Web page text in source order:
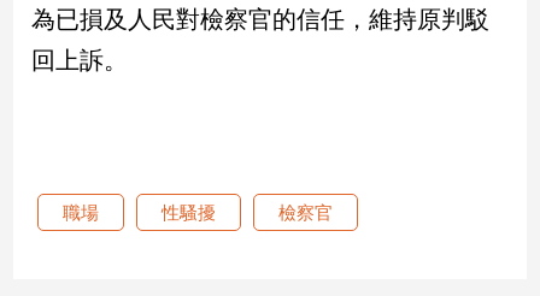
娛
為已損及人民對檢察官的信任，維持原判駁
回上訴。
職場 性騷擾 檢察官